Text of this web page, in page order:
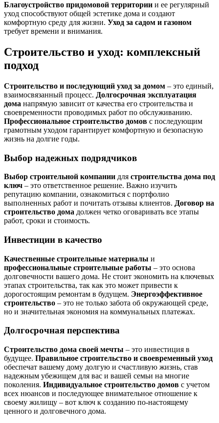
Благоустройство придомовой территории и ее регулярный
уход способствуют общей эстетике дома и создают
комфортную среду для жизни. Уход за садом и газоном
требует времени и внимания.
Строительство и уход: комплексный
подход
Строительство и последующий уход за домом – это единый,
взаимосвязанный процесс. Долгосрочная эксплуатация
дома напрямую зависит от качества его строительства и
своевременности проводимых работ по обслуживанию.
Профессиональное строительство домов с последующим
грамотным уходом гарантирует комфортную и безопасную
жизнь на долгие годы.
Выбор надежных подрядчиков
Выбор строительной компании для строительства дома под
ключ – это ответственное решение. Важно изучить
репутацию компании, ознакомиться с портфолио
выполненных работ и почитать отзывы клиентов. Договор на
строительство дома должен четко оговаривать все этапы
работ, сроки и стоимость.
Инвестиции в качество
Качественные строительные материалы и
профессиональные строительные работы – это основа
долговечности вашего дома. Не стоит экономить на ключевых
этапах строительства, так как это может привести к
дорогостоящим ремонтам в будущем. Энергоэффективное
строительство – это не только забота об окружающей среде,
но и значительная экономия на коммунальных платежах.
Долгосрочная перспектива
Строительство дома своей мечты – это инвестиция в
будущее. Правильное строительство и своевременный уход
обеспечат вашему дому долгую и счастливую жизнь, став
надежным убежищем для вас и вашей семьи на многие
поколения. Индивидуальное строительство домов с учетом
всех нюансов и последующее внимательное отношение к
своему жилищу – вот ключ к созданию по-настоящему
ценного и долговечного дома.